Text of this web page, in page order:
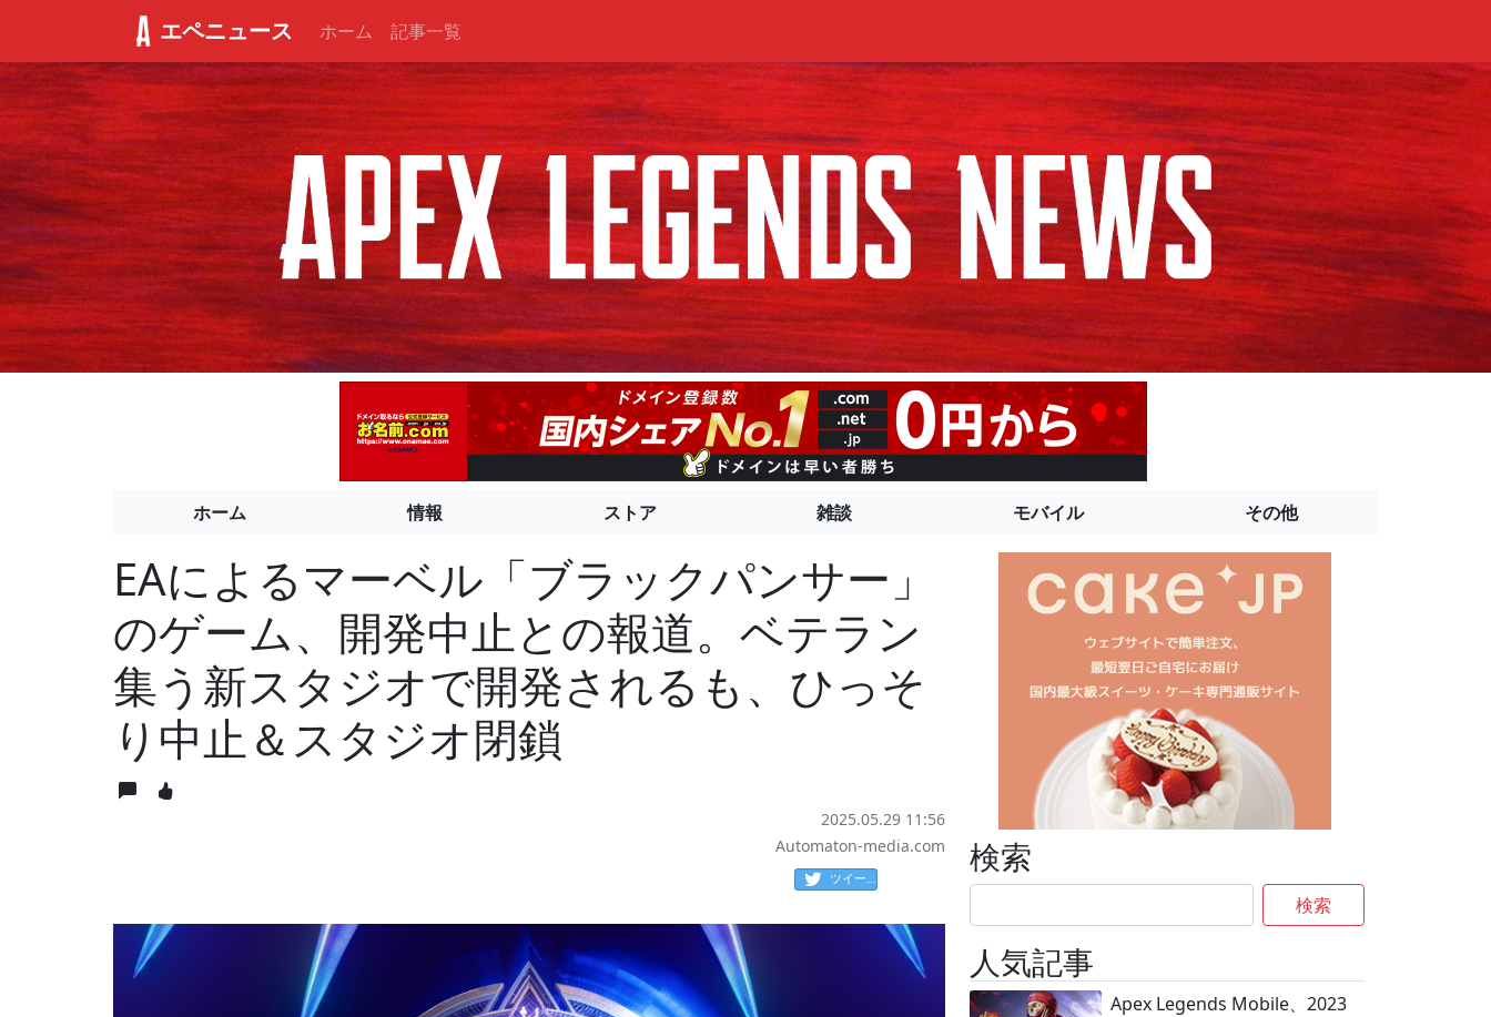
エペニュース ホーム 記事一覧
ホーム 情報 ストア 雑談 モバイル その他
EAによるマーベル「ブラックパンサー」
のゲーム、開発中止との報道。ベテラン
集う新スタジオで開発されるも、ひっそ
り中止＆スタジオ閉鎖
2025.05.29 11:56
Automaton-media.com
ツイート
検索
検索
人気記事
Apex Legends Mobile、2023